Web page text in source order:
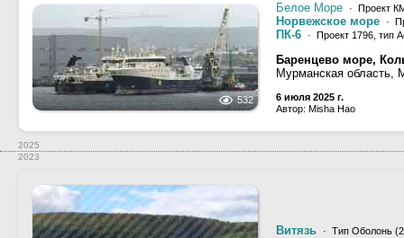
532
Белое Море · Проект
Норвежское море ·
ПК-6 · Проект 1796, тип
Баренцево море,
Мурманская область,
6 июля 2025 г.
Автор: Misha Hao
2025
2023
Витязь · Тип Оболонь